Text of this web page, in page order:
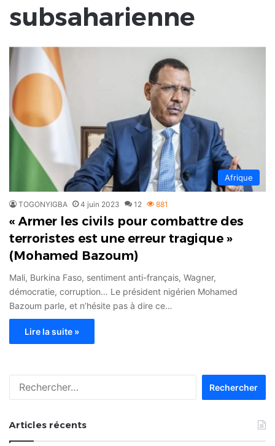
subsaharienne
Afrique
TOGONYIGBA 4 juin 2023 12 881
« Armer les civils pour combattre des
terroristes est une erreur tragique »
(Mohamed Bazoum)
Mali, Burkina Faso, sentiment anti-français, Wagner,
démocratie, corruption… Le président nigérien Mohamed
Bazoum parle, et n’hésite pas à dire ce…
Lire la suite »
Articles récents